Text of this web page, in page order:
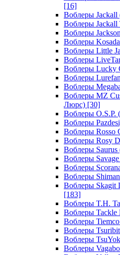
[16]
Воблеры
Воблеры
Воблеры
Воблеры
Воблеры Little
Воблеры
Воблеры Lucky
Воблеры
Воблеры
Воблеры MZ
Люрс) [30]
Воблеры
Воблеры
Воблеры Rosso
Воблеры Rosy
Воблеры Saurus
Воблеры
Воблеры
Воблеры
Воблеры Skagit
[183]
Воблеры T.H.
Воблеры Tackle
Воблеры
Воблеры
Воблеры
Воблеры